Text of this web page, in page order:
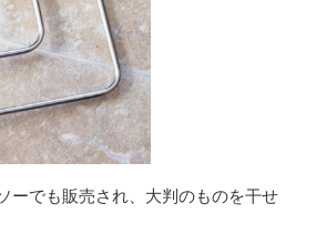
ーでも販売され、大判のものを干せ